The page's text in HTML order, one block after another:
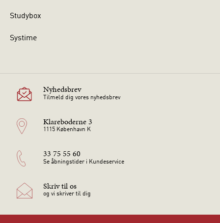
Studybox
Systime
Nyhedsbrev
Tilmeld dig vores nyhedsbrev
Klareboderne 3
1115 København K
33 75 55 60
Se åbningstider i Kundeservice
Skriv til os
og vi skriver til dig